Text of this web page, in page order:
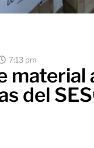
7:13 pm
material
del